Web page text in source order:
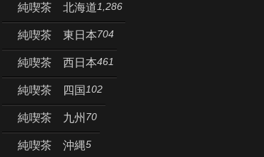
純喫茶 北海道1,286
純喫茶 東日本704
純喫茶 西日本461
純喫茶 四国102
純喫茶 九州 70
純喫茶 沖縄5